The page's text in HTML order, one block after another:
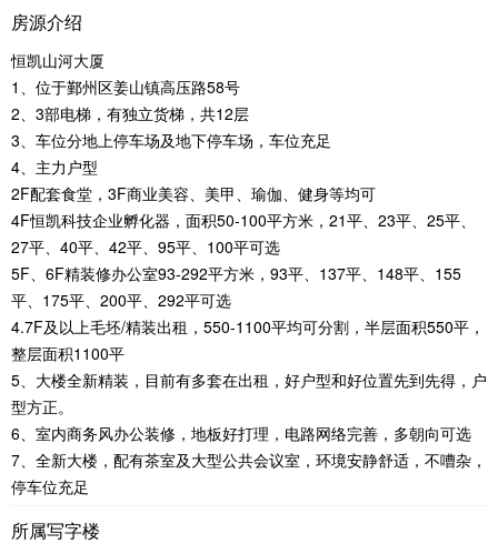
房源介绍
恒凯山河大厦
1、位于鄞州区姜山镇高压路58号
2、3部电梯，有独立货梯，共12层
3、车位分地上停车场及地下停车场，车位充足
4、主力户型
2F配套食堂，3F商业美容、美甲、瑜伽、健身等均可
4F恒凯科技企业孵化器，面积50-100平方米，21平、23平、25平、
27平、40平、42平、95平、100平可选
5F、6F精装修办公室93-292平方米，93平、137平、148平、155
平、175平、200平、292平可选
4.7F及以上毛坯/精装出租，550-1100平均可分割，半层面积550平，
整层面积1100平
5、大楼全新精装，目前有多套在出租，好户型和好位置先到先得，户
型方正。
6、室内商务风办公装修，地板好打理，电路网络完善，多朝向可选
7、全新大楼，配有茶室及大型公共会议室，环境安静舒适，不嘈杂，
停车位充足
所属写字楼